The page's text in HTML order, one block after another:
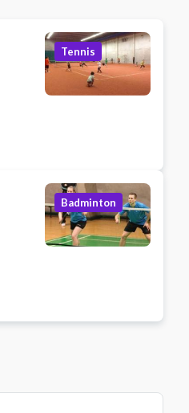
Tennis
Badminton